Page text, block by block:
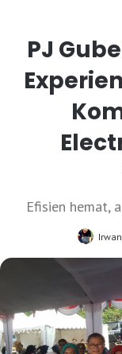
PJ
Efisien hemat,